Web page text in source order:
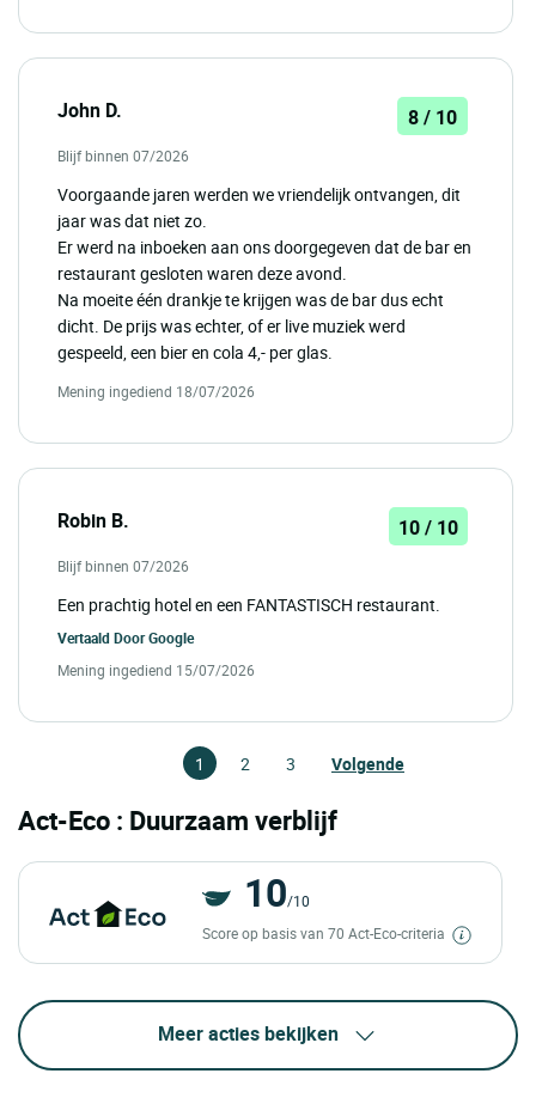
John D. 8 / 10
Blijf binnen 07/2026
Voorgaande jaren werden we vriendelijk ontvangen, dit
jaar was dat niet zo.
Er werd na inboeken aan ons doorgegeven dat de bar en
restaurant gesloten waren deze avond.
Na moeite één drankje te krijgen was de bar dus echt
dicht. De prijs was echter, of er live muziek werd
gespeeld, een bier en cola 4,- per glas.
Mening ingediend 18/07/2026
Robin B. 10 / 10
Blijf binnen 07/2026
Een prachtig hotel en een FANTASTISCH restaurant.
Vertaald DoorGoogle
Mening ingediend 15/07/2026
1 2 3 Volgende
Act-Eco : Duurzaam verblijf
10/10
Score op basis van 70 Act-Eco-criteria
Meer acties bekijken